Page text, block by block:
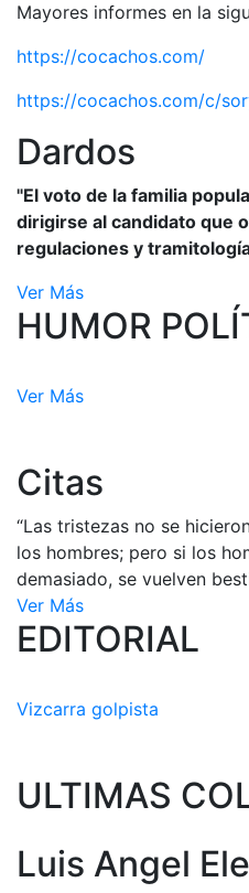
Mayores informes en la
https://cocachos.com/
https://cocachos.com/c/
Dardos
"El voto de la familia
dirigirse al candidato que
regulaciones y
Ver Más
HUMOR
Ver Más
Citas
“Las tristezas no se
los hombres; pero si los
demasiado, se vuelven
Ver Más
EDITORIAL
Vizcarra golpista
ULTIMAS
Luis Angel